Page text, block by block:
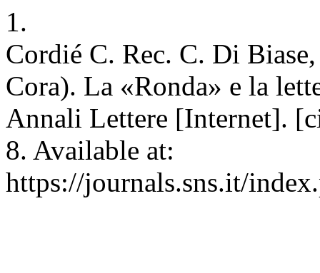
1.
Cordié C. Rec. C. Di
Cora). La «Ronda» e la
Annali Lettere [Internet].
8. Available at:
https://journals.sns.it/